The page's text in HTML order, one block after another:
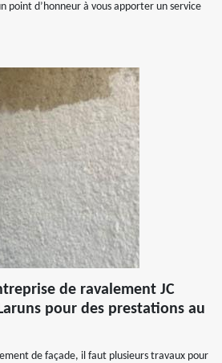
point d’honneur à vous apporter un service
de ravalement JC
pour des prestations au
de façade, il faut plusieurs travaux pour